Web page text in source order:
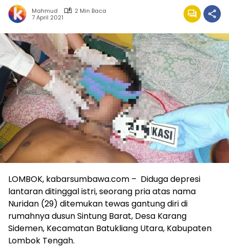
Mahmud
2 Min Baca
7 April 2021
LOMBOK, kabarsumbawa.com – Diduga depresi
lantaran ditinggal istri, seorang pria atas nama
Nuridan (29) ditemukan tewas gantung diri di
rumahnya dusun Sintung Barat, Desa Karang
Sidemen, Kecamatan Batukliang Utara, Kabupaten
Lombok Tengah.